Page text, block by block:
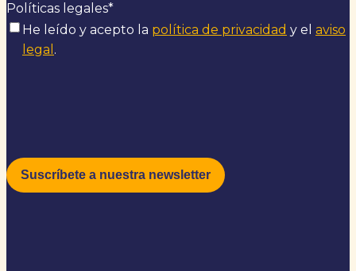
Políticas legales*
He leído y acepto la política de privacidad y el aviso
legal .